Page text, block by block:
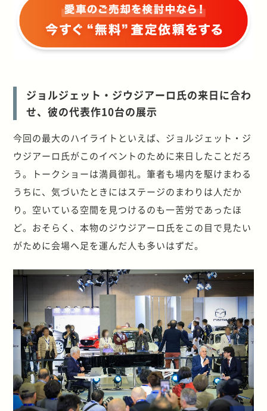
ジョルジェット・ジウジアーロ氏の来日に合わ
せ、彼の代表作10台の展示
今回の最大のハイライトといえば、ジョルジェット・ジ
ウジアーロ氏がこのイベントのために来日したことだろ
う。トークショーは満員御礼。筆者も場内を駆けまわる
うちに、気づいたときにはステージのまわりは人だか
り。空いている空間を見つけるのも一苦労であったほ
ど。おそらく、本物のジウジアーロ氏をこの目で見たい
がために会場へ足を運んだ人も多いはずだ。